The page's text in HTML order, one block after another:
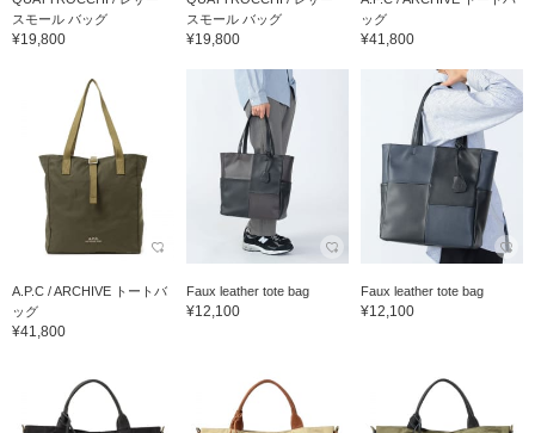
スモール バッグ
¥19,800
スモール バッグ
¥19,800
ッグ
¥41,800
A.P.C / ARCHIVE トートバ
ッグ
¥41,800
Faux leather tote bag
¥12,100
Faux leather tote bag
¥12,100